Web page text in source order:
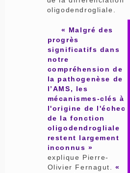
oligodendrogliale.
« Malgré des
progrès
significatifs dans
notre
compréhension de
la pathogenèse de
l’AMS, les
mécanismes-clés à
l'origine de l'échec
de la fonction
oligodendrogliale
restent largement
inconnus »
explique Pierre-
Olivier Fernagut.«